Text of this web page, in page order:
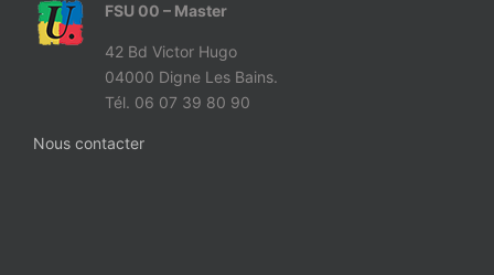
FSU 00 – Master
42 Bd Victor Hugo
04000 Digne Les Bains.
Tél. 06 07 39 80 90
Nous contacter